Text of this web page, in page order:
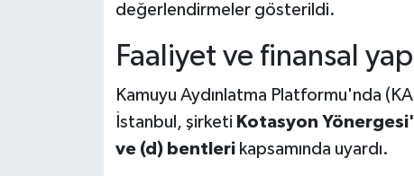
değerlendirmeler gösterildi.
Faaliyet ve finansal
Kamuyu Aydınlatma Platformu'nda
İstanbul, şirketi Kotasyon
ve (d) bentlerikapsamında uyardı.